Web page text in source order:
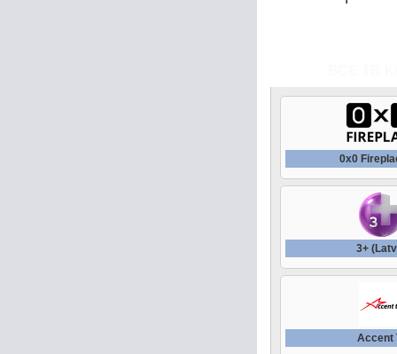
0x0
3+
Accent